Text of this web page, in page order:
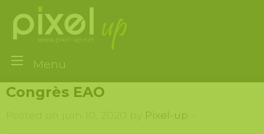
Menu
Congrès EAO
Pixel-up